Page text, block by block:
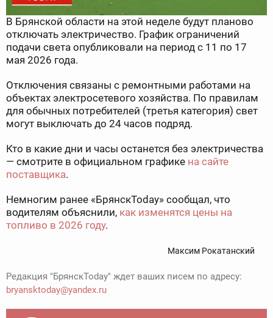
В Брянской области на этой неделе будут планово
отключать электричество. График ограничений
подачи света опубликовали на период с 11 по 17
мая 2026 года.
Отключения связаны с ремонтными работами на
объектах электросетевого хозяйства. По правилам
для обычных потребителей (третья категория) свет
могут выключать до 24 часов подряд.
Кто в какие дни и часы останется без электричества
— смотрите в официальном графике на сайте
поставщика.
Немногим ранее «БрянскToday» сообщал, что
водителям объяснили, как изменятся цены на
топливо в 2026 году.
Максим Рокатанский
Редакция "БрянскToday" ждет ваших писем по адресу:
bryansktoday@yandex.ru